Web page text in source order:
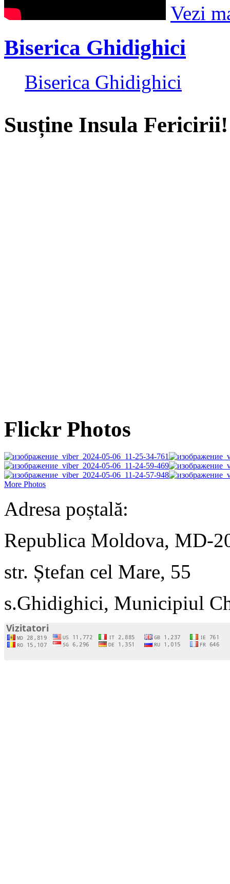
Vezi
Biserica Ghidighici
Biserica Ghidighici
Susține Insula Fericirii!
Flickr Photos
More Photos
Adresa poștală:
Republica Moldova, MD-
str. Ștefan cel Mare, 55
s.Ghidighici, Municipiul